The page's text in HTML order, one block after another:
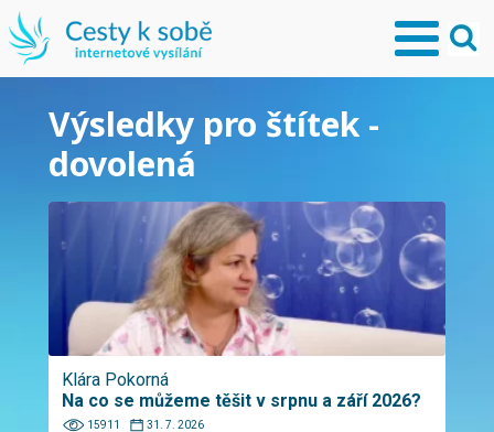
Výsledky pro štítek -
dovolená
Klára Pokorná
Na co se můžeme těšit v srpnu a září 2026?
15911 31. 7. 2026